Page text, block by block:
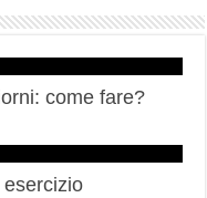
come fare?